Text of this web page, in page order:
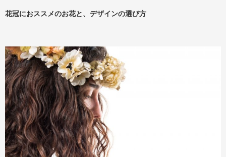
花冠におススメのお花と、デザインの選び方